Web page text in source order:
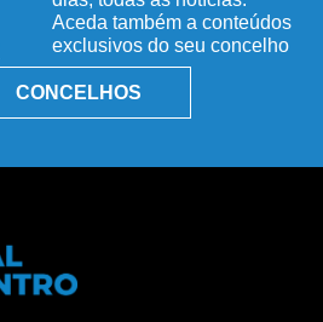
Aceda também a conteúdos
exclusivos do seu concelho
CONCELHOS